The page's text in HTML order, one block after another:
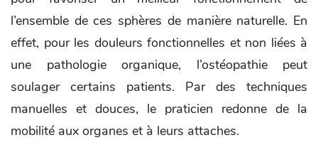
l’ensemble de ces sphères de manière naturelle. En
effet, pour les douleurs fonctionnelles et non liées à
une pathologie organique, l’ostéopathie peut
soulager certains patients. Par des techniques
manuelles et douces, le praticien redonne de la
mobilité aux organes et à leurs attaches.